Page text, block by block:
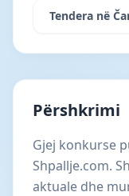
Tendera në
Përshkrimi
Gjej konkurse
Shpallje.com.
aktuale dhe